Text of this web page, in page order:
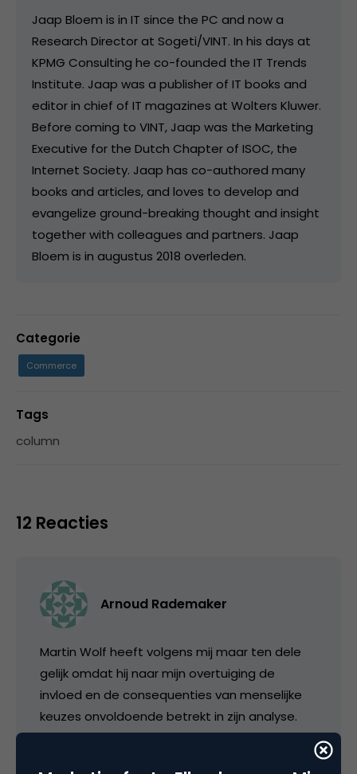
Jaap Bloem is in IT since the PC and now a
Research Director at Sogeti/VINT. In his days at
KPMG Consulting he co-founded the IT Trends
Institute. Jaap was a publisher of IT books and
editor in chief of IT magazines at Wolters Kluwer.
Before coming to VINT, Jaap was the Marketing
Executive for the Dutch Chapter of ISOC, the
Internet Society. Jaap has co-authored many
books and articles, and loves to develop and
evangelize ground-breaking thought and insight
together with colleagues and partners. Jaap
Bloem is in augustus 2018 overleden.
Categorie
Commerce
Tags
column
12 Reacties
Arnoud Rademaker
Martin Wolf heeft volgens mij maar ten dele
gelijk omdat hij naar mijn overtuiging de
invloed en de consequenties van menselijke
keuzes onvoldoende betrekt in zijn analyse.
‘De handel in beloften’ crasht regelmatig